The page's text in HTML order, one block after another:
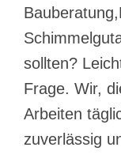
sollten?
Frage. Wir,
Arbeiten
zuverlässig